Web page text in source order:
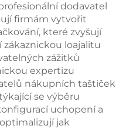
dodavatel
firmám vytvořit
které zvyšují
loajalitu
zážitků
expertizu
nákupních taštiček
se výběru
uchopení a
jak